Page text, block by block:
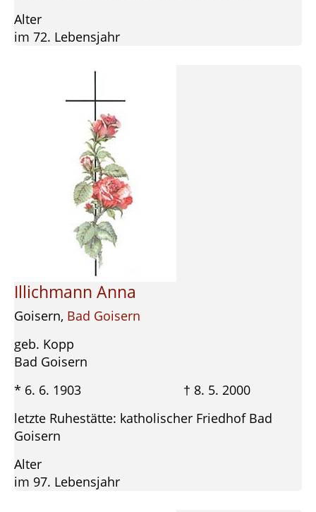
Alter
im 72. Lebensjahr
Illichmann Anna
Goisern, Bad Goisern
geb. Kopp
Bad Goisern
* 6. 6. 1903 † 8. 5. 2000
letzte Ruhestätte: katholischer Friedhof Bad
Goisern
Alter
im 97. Lebensjahr